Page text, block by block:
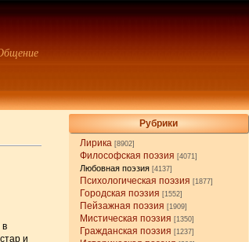
Рубрики
Лирика [8902]
Философская поэзия [4071]
Любовная поэзия [4137]
Психологическая поэзия [1877]
Городская поэзия [1552]
Пейзажная поэзия [1909]
Мистическая поэзия [1350]
Гражданская поэзия [1237]
и